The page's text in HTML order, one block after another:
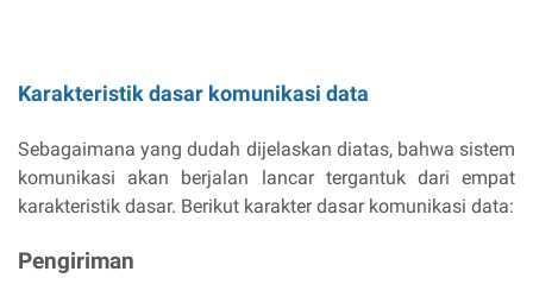
Karakteristik dasar komunikasi data
Sebagaimana yang dudah dijelaskan diatas, bahwa sistem
komunikasi akan berjalan lancar tergantuk dari empat
karakteristik dasar. Berikut karakter dasar komunikasi data:
Pengiriman